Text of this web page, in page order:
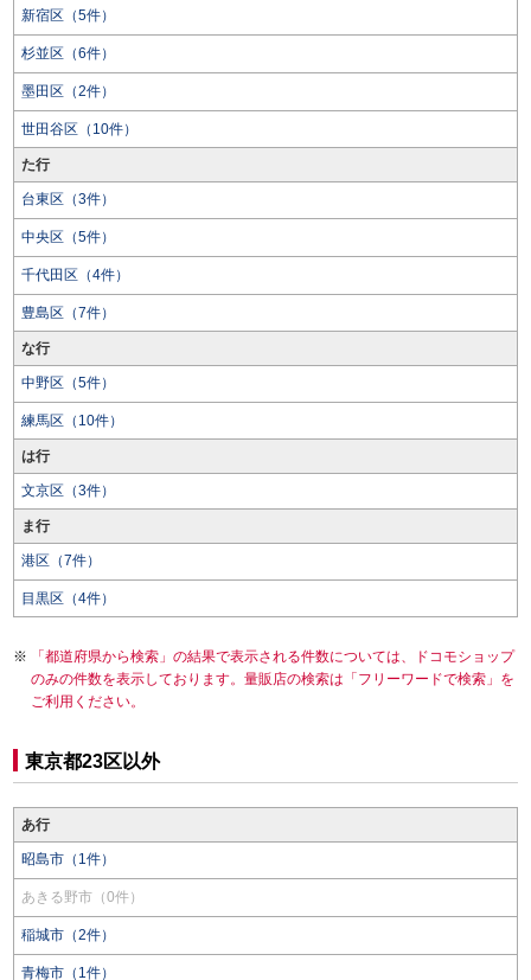
新宿区（5件）
杉並区（6件）
墨田区（2件）
世田谷区（10件）
た行
台東区（3件）
中央区（5件）
千代田区（4件）
豊島区（7件）
な行
中野区（5件）
練馬区（10件）
は行
文京区（3件）
ま行
港区（7件）
目黒区（4件）
「都道府県から検索」の結果で表示される件数については、ドコモショップ
のみの件数を表示しております。量販店の検索は「フリーワードで検索」を
ご利用ください。
東京都23区以外
あ行
昭島市（1件）
あきる野市（0件）
稲城市（2件）
青梅市（1件）